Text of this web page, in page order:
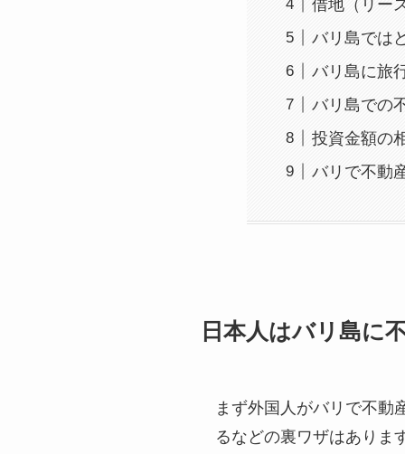
借地（リー
バリ島では
バリ島に旅
バリ島での
投資金額の
バリで不動
日本人はバリ島に
まず外国人がバリで不動
るなどの裏ワザはありま